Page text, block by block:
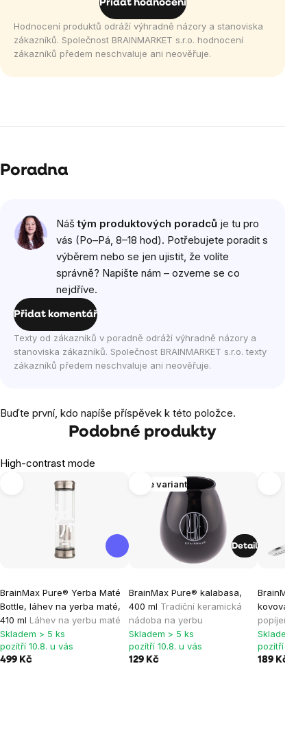
Přidat hodnocení
Hodnocení produktů odráží výhradně názory a stanoviska
zákazníků. Společnost BRAINMARKET s.r.o. hodnocení
zákazníků předem neschvaluje ani neověřuje.
Poradna
Náštým produktových poradců je tu pro
vás (Po–Pá, 8–18 hod). Potřebujete poradit s
výběrem nebo se jen ujistit, že volíte
správně? Napište nám – ozveme se co
nejdříve.
Přidat komentář
Texty od zákazníků v poradně odráží výhradně názory a
stanoviska zákazníků. Společnost BRAINMARKET s.r.o. texty
zákazníků předem neschvaluje ani neověřuje.
Buďte první, kdo napíše příspěvek k této položce.
Podobné produkty
High-contrast mode
BrainMax Pure® Yerba Maté
Bottle, láhev na yerba maté,
410 ml Láhev na yerbu maté
Skladem > 5 ks
pozítří 10.8. u vás
499 Kč
Více variant
BrainMax Pure® kalabasa,
400 ml Tradiční keramická
nádoba na yerbu
Skladem > 5 ks
pozítří 10.8. u vás
129 Kč
Detail
BrainMax
kovová
popíjení
Skladem >
pozítří
189 Kč